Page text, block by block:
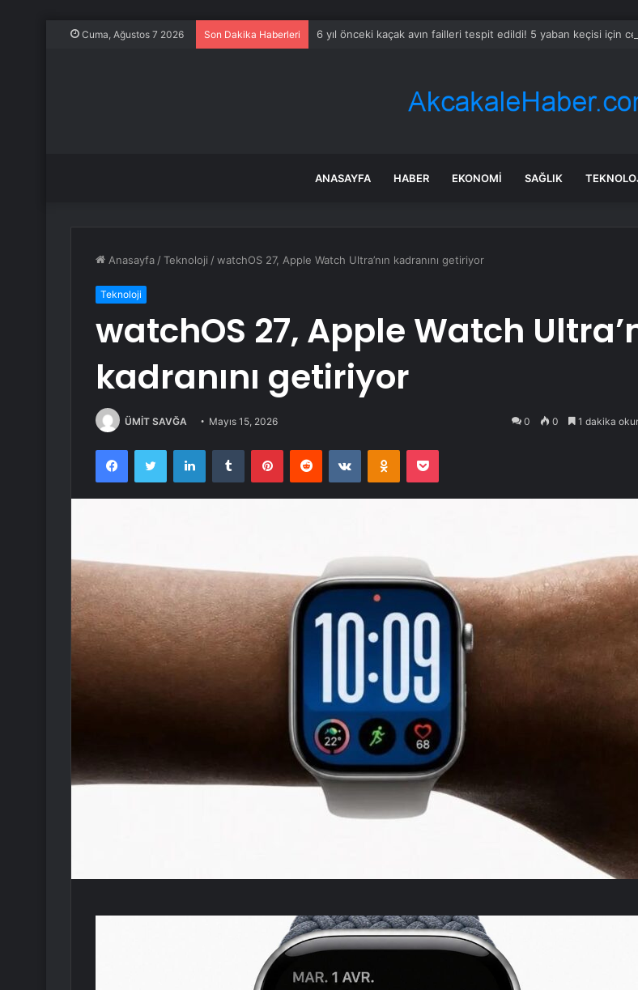
Cuma, Ağustos 7 2026 Son Dakika Haberleri 6 yıl önceki kaçak avın failleri tespit edildi! 5 yaban keçisi için
ANASAYFA HABER EKONOMI SAĞLIK
Anasayfa /Teknoloji /watchOS 27, Apple Watch Ultra’nın kadranını getiriyor
Teknoloji
watchOS 27, Apple Watch
kadranını getiriyor
ÜMİT SAVĞA Mayıs 15, 2026 0 0 1 dakika
FacebookTwitter LinkedInTumblr PinterestReddit VKontakteOdnoklassniki
Pocket